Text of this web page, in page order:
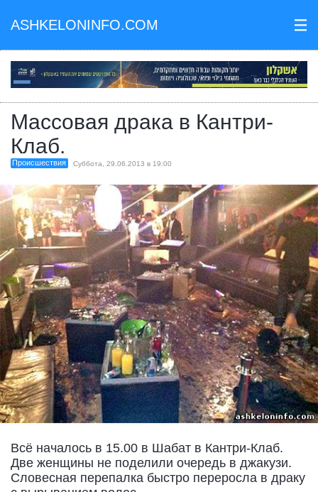
ASHKELONINFO.COM III
Массовая драка в Кантри-
Клаб.
Происшествия Суббота, 29.06.2013 в 19:00
Всё началось в 15.00 в Шабат в Кантри-Клаб.
Две женщины не поделили очередь в джакузи.
Словесная перепалка быстро переросла в драку